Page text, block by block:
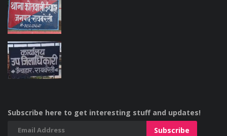
Subscribe here to get interesting stuff and updates!